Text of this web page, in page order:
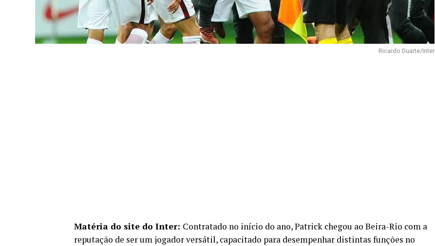
Ricardo Duarte/Inter
Matéria do site do Inter: Contratado no início do ano, Patrick chegou ao Beira-Rio com a
reputação de ser um jogador versátil, capacitado para desempenhar distintas funções no